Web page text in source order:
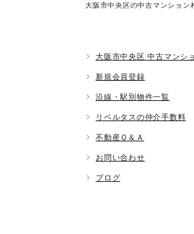
大阪市中央区の中古マンション
大阪市中央区 中古マンシ
新規会員登録
沿線・駅別物件一覧
リベルタスの仲介手数料
不動産Ｑ＆Ａ
お問い合わせ
ブログ